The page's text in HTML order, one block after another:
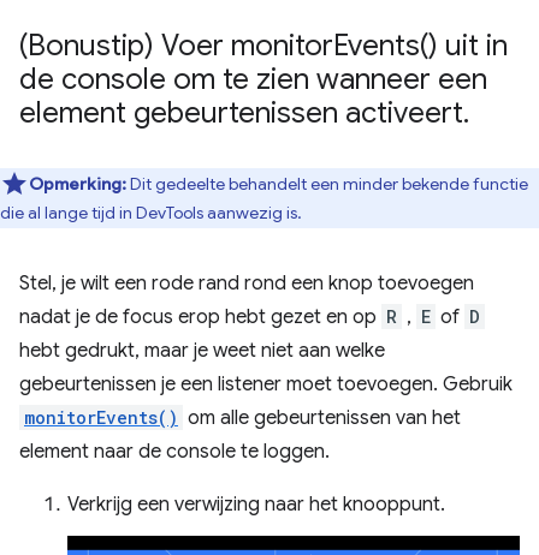
(Bonustip) Voer monitorEvents() uit in
de console om te zien wanneer een
element gebeurtenissen activeert.
Opmerking:Dit gedeelte behandelt een minder bekende functie
die al lange tijd in DevTools aanwezig is.
Stel, je wilt een rode rand rond een knop toevoegen
nadat je de focus erop hebt gezet en op R , E of D
hebt gedrukt, maar je weet niet aan welke
gebeurtenissen je een listener moet toevoegen. Gebruik
monitorEvents() om alle gebeurtenissen van het
element naar de console te loggen.
Verkrijg een verwijzing naar het knooppunt.